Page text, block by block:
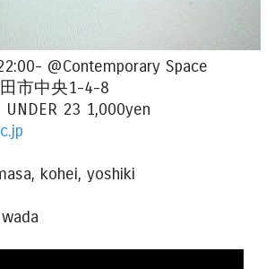
@Contemporary Space
市中央1-4-8
23 1,000yen
kohei, yoshiki